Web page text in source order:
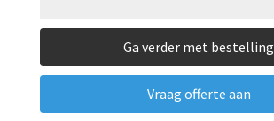
Ga verder met bestelling
Vraag offerte aan